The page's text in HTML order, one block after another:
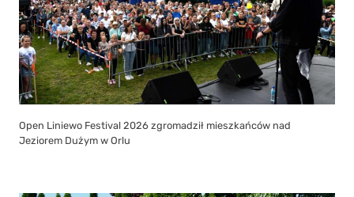
Open Liniewo Festival 2026 zgromadził mieszkańców nad
Jeziorem Dużym w Orlu